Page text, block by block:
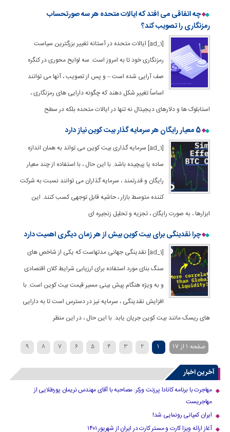
چه اتفاقی می افتد که ایالات متحده هر سه صورتحساب
رمزنگاری را تصویب کند؟
[ad_1] ایالات متحده در آستانه تغییر بزرگترین سیاست
رمزنگاری خود تا به امروز است. سه لوایح محوری در کنگره
صف آرایی شده است – و پس از تصویب ، آنها می توانند
اساساً تغییر شکل دهند که چگونه دارایی های رمزنگاری ،
استابلوک ها و دلارهای دیجیتال نه تنها در ایالات متحده بلکه در سطح
5 معیار رایگان هر سرمایه گذار بیت کوین نیاز دارد
[ad_1] سرمایه گذاری بیت کوین می تواند به همان اندازه
ساده یا پیچیده باشد. با این حال ، با استفاده از چند معیار
رایگان و قدرتمند ، سرمایه گذاران می توانند نسبت به شرکت
کننده متوسط بازار ، حاشیه قابل توجهی کسب کنند. این
ابزارها ، به صورت رایگان ، تجزیه و تحلیل زنجیره ای
چرا نقدینگی برای بیت کوین بیش از هر زمان دیگری اهمیت دارد
[ad_1] نقدینگی جهانی مدتهاست که یکی از شاخص های
سنگ بنای مورد استفاده برای ارزیابی شرایط کلان اقتصادی
و به ویژه هنگام پیش بینی مسیر قیمت بیت کوین است. با
افزایش نقدینگی ، سرمایه نیز در دسترس است تا به دارایی
های ریسک مانند بیت کوین جریان یابد. با این حال ، در این منظر
صفحه 1 از 17 1
2
3
4
5
6
7
8
9
10
›
...
» آخرین اخبار
مهاجرت با برنامه کانادا پرزنت ورکر: مصاحبه با آقای مهندس نریمان پورطلایی از
مهاجریست
ایران کمپانی رونمایی شد!
آغاز ارائه ویزا کارت و مستر کارت در ایران از شهریور ۱۴۰۱